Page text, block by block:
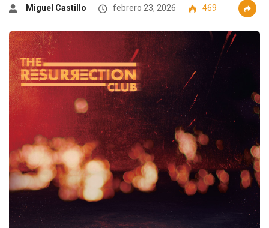
Miguel Castillo febrero 23, 2026 469